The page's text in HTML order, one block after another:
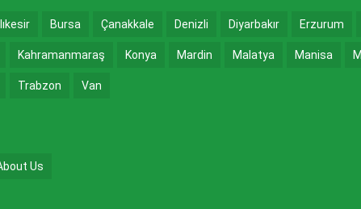
Bursa Çanakkale Denizli Diyarbakır Erzurum
Kahramanmaraş Konya Mardin Malatya Manisa
Trabzon Van
Us